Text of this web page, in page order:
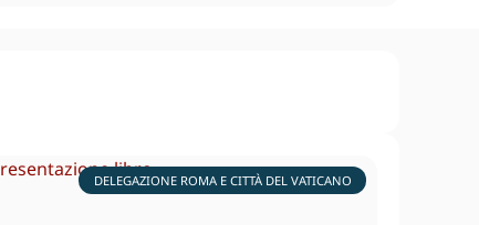
DELEGAZIONE ROMA E CITTÀ DEL VATICANO